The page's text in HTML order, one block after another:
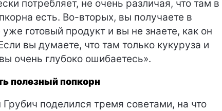
потребляет, не очень различая, что там в
есть. Во-вторых, вы получаете в
уже готовый продукт и вы не знаете, как он
вы думаете, что там только кукуруза и
очень глубоко ошибаетесь».
полезный попкорн
Грубич поделился тремя советами, на что